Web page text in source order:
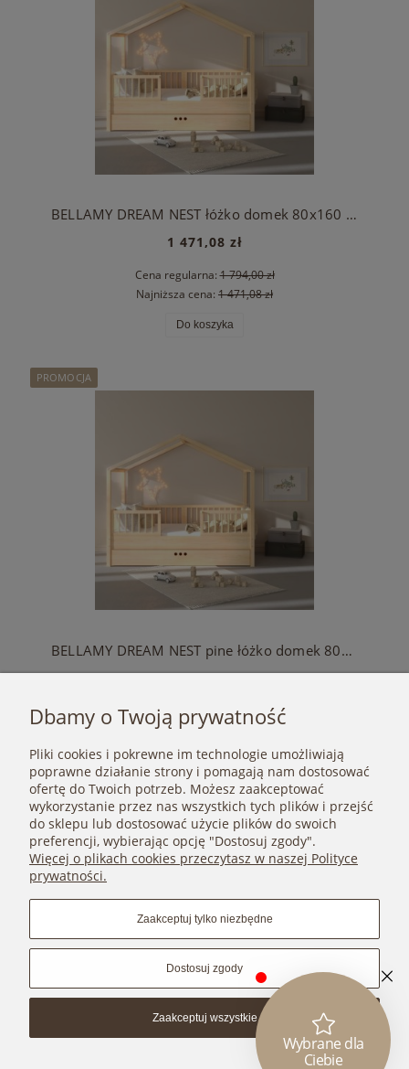
BELLAMY DREAM NEST łóżko domek 80x160 z barierkami i szufladą
1 471,08 zł
Cena regularna:1 794,00 zł
Najniższa cena: 1 471,08 zł
Do koszyka
BELLAMY DREAM NEST pine łóżko domek 80x160 z barierkami
1 102,90 zł
Cena regularna: 1 345,00 zł
Najniższa cena:
Do koszyka
PROMOCJA
POMOC
MOJE KONTO
PŁATNOŚCI I DOSTAWA
Dbamy o Twoją prywatność
Pliki cookies i pokrewne im technologie umożliwiają
poprawne działanie strony i pomagają nam dostosować
ofertę do Twoich potrzeb. Możesz zaakceptować
wykorzystanie przez nas wszystkich tych plików i przejść
do sklepu lub dostosować użycie plików do swoich
preferencji, wybierając opcję "Dostosuj zgody".
Więcej o plikach cookies przeczytasz w naszej Polityce
prywatności.
Zaakceptuj tylko niezbędne
Dostosuj zgody
Zaakceptuj wszystkie